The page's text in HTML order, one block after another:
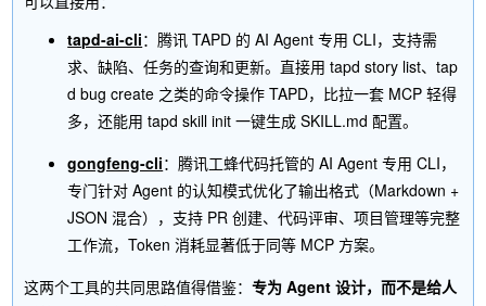
tapd-ai-cli：腾讯 TAPD 的 AI Agent 专用 CLI，支持需
求、缺陷、任务的查询和更新。直接用tapd story list、tap
d bug create 之类的命令操作 TAPD，比拉一套 MCP 轻得
多，还能用tapd skill init 一键生成 SKILL.md 配置。
gongfeng-cli：腾讯工蜂代码托管的 AI Agent 专用 CLI，
专门针对 Agent 的认知模式优化了输出格式（Markdown +
JSON 混合），支持 PR 创建、代码评审、项目管理等完整
工作流，Token 消耗显著低于同等 MCP 方案。
这两个工具的共同思路值得借鉴：专为 Agent 设计，而不是给人